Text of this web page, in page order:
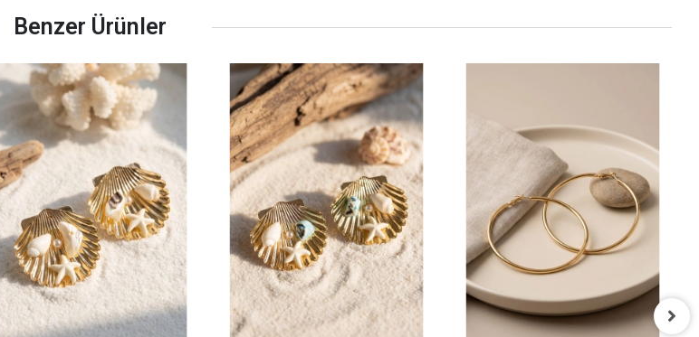
Benzer Ürünler